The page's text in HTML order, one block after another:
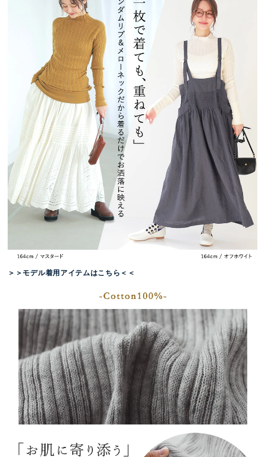
＞＞モデル着用アイテムはこちら＜＜